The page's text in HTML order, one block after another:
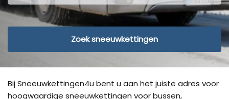
Zoek sneeuwkettingen
Bij Sneeuwkettingen4u bent u aan het juiste adres voor
hoogwaardige sneeuwkettingen voor bussen,